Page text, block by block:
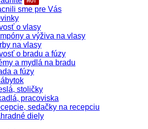
sme pre Vás
o vlasy
a výživa na vlasy
na vlasy
o bradu a fúzy
a mydlá na bradu
a fúzy
stoličky
pracoviska
sedačky na recepciu
diely